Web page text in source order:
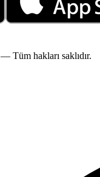
— Tüm hakları saklıdır.